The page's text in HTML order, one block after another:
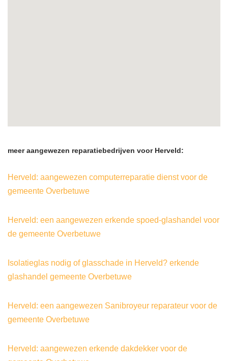
meer aangewezen reparatiebedrijven voor Herveld:
Herveld: aangewezen computerreparatie dienst voor de
gemeente Overbetuwe
Herveld: een aangewezen erkende spoed-glashandel voor
de gemeente Overbetuwe
Isolatieglas nodig of glasschade in Herveld? erkende
glashandel gemeente Overbetuwe
Herveld: een aangewezen Sanibroyeur reparateur voor de
gemeente Overbetuwe
Herveld: aangewezen erkende dakdekker voor de